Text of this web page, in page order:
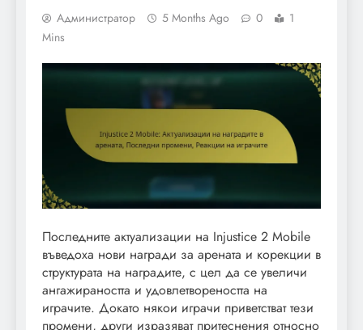
Администратор 5 Months Ago 0
1
Mins
Последните актуализации на Injustice 2 Mobile
въведоха нови награди за арената и корекции в
структурата на наградите, с цел да се увеличи
ангажираността и удовлетвореността на
играчите. Докато някои играчи приветстват тези
промени, други изразяват притеснения относно